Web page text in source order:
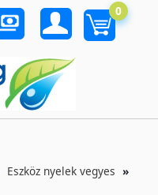
0
Eszköz nyelek vegyes